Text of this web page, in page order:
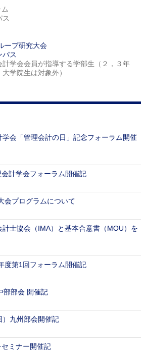
ス
ープ研究大会
パス
学会会員が指導する学部生（２，３年
学院生は対象外）
学会「管理会計の日」記念フォーラム開催
計学会フォーラム開催記
会プログラムについて
計士協会（IMA）と基本合意書（MOU）を
度第1回フォーラム開催記
部部会 開催記
九州部会開催記
ミナー開催記